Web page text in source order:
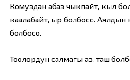
Комуздан абаз чыкпайт, кыл
каалабайт, ыр болбосо. Аялдын
болбосо.
Тоолордун салмагы аз, таш